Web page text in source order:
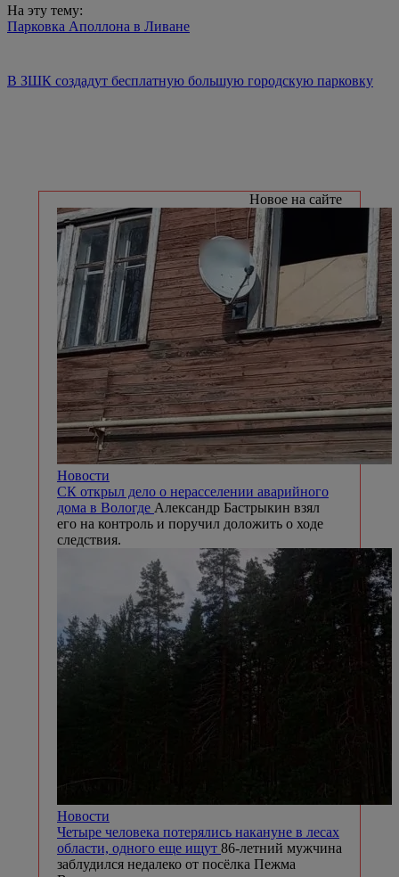
На эту тему:
Парковка Аполлона в Ливане
В ЗШК создадут бесплатную большую городскую парковку
Новое на сайте
Новости
СК открыл дело о нерасселении аварийного
дома в Вологде Александр Бастрыкин взял
его на контроль и поручил доложить о ходе
следствия.
Новости
Четыре человека потерялись накануне в лесах
области, одного еще ищут 86-летний мужчина
заблудился недалеко от посёлка Пежма